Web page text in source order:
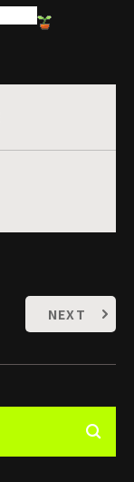
NEXT